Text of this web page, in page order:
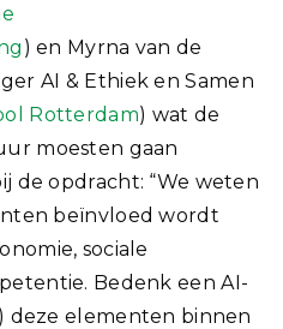
) en Myrna van de
AI & Ethiek en Samen
Rotterdam) wat de
moesten gaan
de opdracht: “We weten
beïnvloed wordt
sociale
Bedenk een AI-
deze elementen binnen